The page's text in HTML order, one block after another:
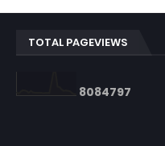
TOTAL PAGEVIEWS
8084797